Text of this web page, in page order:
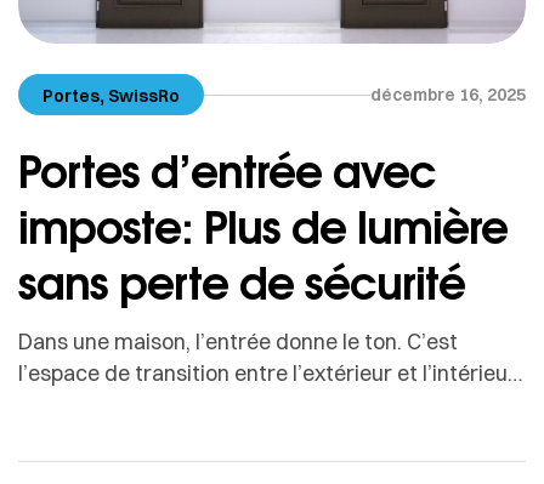
Portes, SwissRo décembre 16, 2025
Portes d’entrée avec
imposte: Plus de lumière
sans perte de sécurité
Dans une maison, l’entrée donne le ton. C’est
l’espace de transition entre l’extérieur et l’intérieur,
contraire, le manque de lumière.Beaucoup